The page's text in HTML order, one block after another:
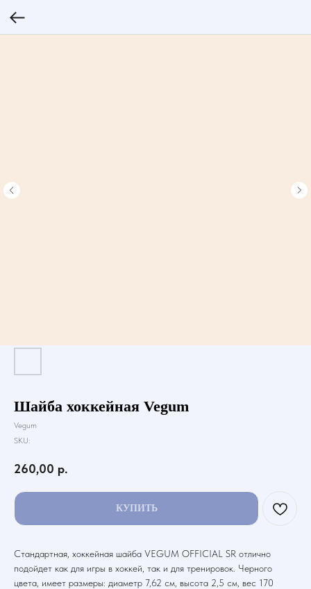
Шайба хоккейная Vegum
Vegum
SKU:
260,00 р.
КУПИТЬ
Стандартная, хоккейная шайба VEGUM OFFICIAL SR отлично
подойдет как для игры в хоккей, так и для тренировок. Черного
цвета, имеет размеры: диаметр 7,62 см, высота 2,5 см, вес 170